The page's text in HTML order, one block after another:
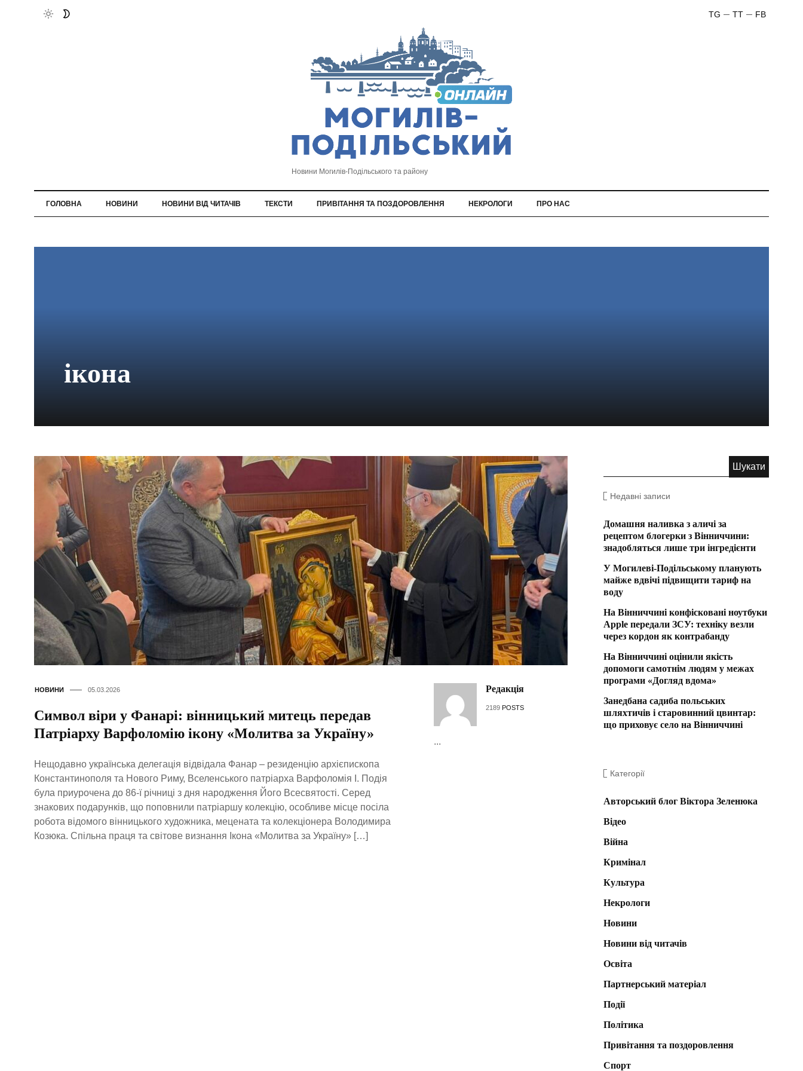
FB
TT
TG
Новини Могилів-Подільського та району
ГОЛОВНА НОВИНИ НОВИНИ ВІД ЧИТАЧІВ ТЕКСТИ ПРИВІТАННЯ ТА ПОЗДОРОВЛЕННЯ НЕКРОЛОГИ ПРО НАС
ікона
НОВИНИ 05.03.2026
Символ віри у Фанарі: вінницький митець передав
Патріарху Варфоломію ікону «Молитва за Україну»
Нещодавно українська делегація відвідала Фанар – резиденцію архієпископа
Константинополя та Нового Риму, Вселенського патріарха Варфоломія І. Подія
була приурочена до 86-ї річниці з дня народження Його Всесвятості. Серед
знакових подарунків, що поповнили патріаршу колекцію, особливе місце посіла
робота відомого вінницького художника, мецената та колекціонера Володимира
Козюка. Спільна праця та світове визнання Ікона «Молитва за Україну» […]
Редакція
2189 POSTS
...
Недавні записи
Домашня наливка з аличі за
рецептом блогерки з Вінниччини:
знадобляться лише три інгредієнти
У Могилеві-Подільському планують
майже вдвічі підвищити тариф на
воду
На Вінниччині конфісковані ноутбуки
Apple передали ЗСУ: техніку везли
через кордон як контрабанду
На Вінниччині оцінили якість
допомоги самотнім людям у межах
програми «Догляд вдома»
Занедбана садиба польських
шляхтичів і старовинний цвинтар:
що приховує село на Вінниччині
Категорії
Авторський блог Віктора Зеленюка
Відео
Війна
Кримінал
Культура
Некрологи
Новини
Новини від читачів
Освіта
Партнерський матеріал
Події
Політика
Привітання та поздоровлення
Спорт